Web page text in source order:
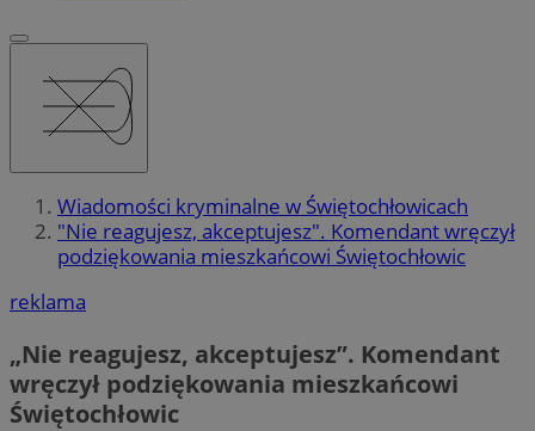
Wiadomości kryminalne w Świętochłowicach
"Nie reagujesz, akceptujesz". Komendant wręczył
podziękowania mieszkańcowi Świętochłowic
reklama
„Nie reagujesz, akceptujesz”. Komendant
wręczył podziękowania mieszkańcowi
Świętochłowic